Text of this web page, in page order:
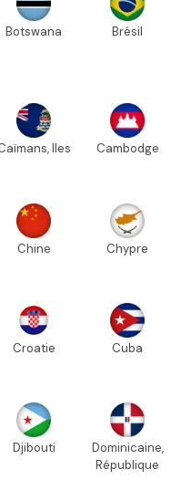
Botswana Brésil
Iles Cambodge
Chine Chypre
Croatie Cuba
Djibouti
Dominicaine,
République